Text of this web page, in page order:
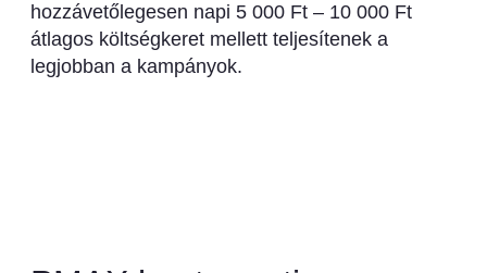
hozzávetőlegesen napi 5 000 Ft – 10 000 Ft
átlagos költségkeret mellett teljesítenek a
legjobban a kampányok.